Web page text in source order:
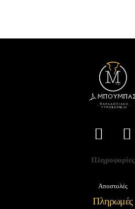
Πληροφορίες
Αποστολές
Πληρωμές